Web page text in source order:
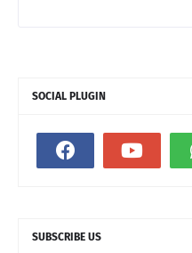
SOCIAL PLUGIN
SUBSCRIBE US